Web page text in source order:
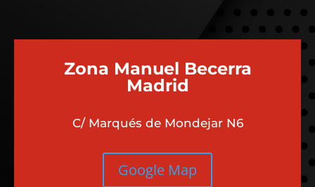
Zona Manuel Becerra
Madrid
C/ Marqués de Mondejar N6
Google Map